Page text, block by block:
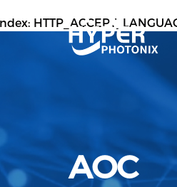
AOC